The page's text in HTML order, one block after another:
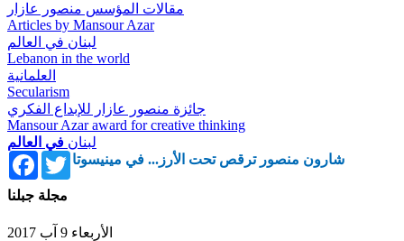
مقالات المؤسس منصور عازار
Articles by Mansour Azar
لبنان في العالم
Lebanon in the world
العلمانية
Secularism
جائزة منصور عازار للإبداع الفكري
Mansour Azar award for creative thinking
لبنان في العالم
FacebookTwitter
شارون منصور ترقص تحت الأرز... في مينيسوتا
مجلة جبلنا
الأربعاء 9 آب 2017